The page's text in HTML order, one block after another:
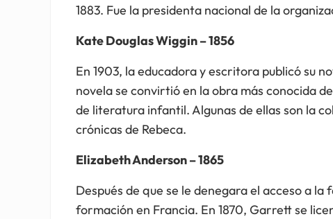
1883. Fue la presidenta nacional de la
Kate Douglas Wiggin – 1856
En 1903, la educadora y escritora publicó su
novela se convirtió en la obra más conocida
de literatura infantil. Algunas de ellas son la
crónicas de Rebeca.
Elizabeth Anderson – 1865
Después de que se le denegara el acceso a
formación en Francia. En 1870, Garrett se